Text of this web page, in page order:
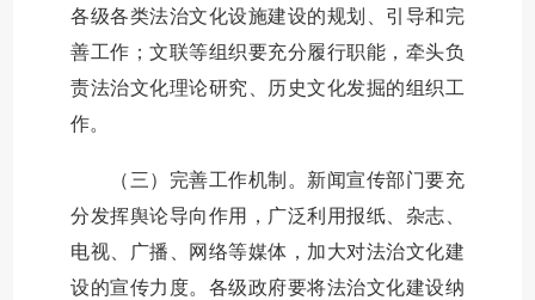
各级各类法治文化设施建设的规划、引导和完
善工作；文联等组织要充分履行职能，牵头负
责法治文化理论研究、历史文化发掘的组织工
作。
（三）完善工作机制。新闻宣传部门要充
分发挥舆论导向作用，广泛利用报纸、杂志、
电视、广播、网络等媒体，加大对法治文化建
设的宣传力度。各级政府要将法治文化建设纳